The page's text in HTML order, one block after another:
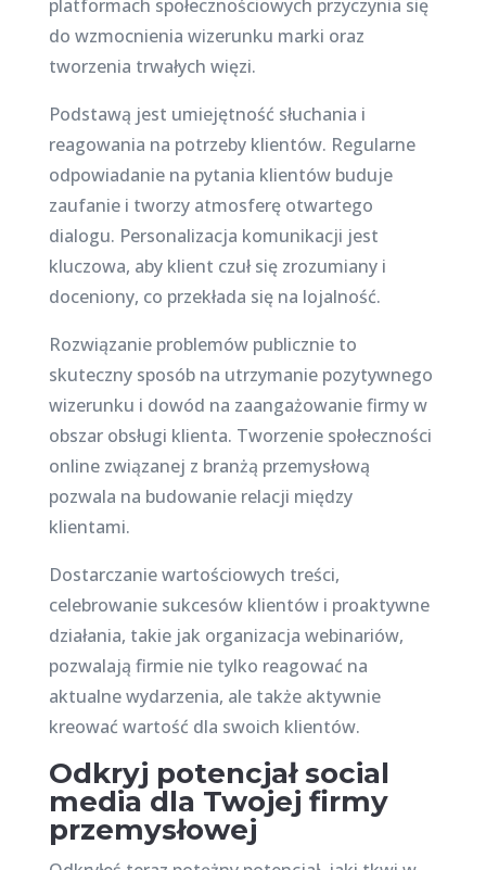
platformach społecznościowych przyczynia się
do wzmocnienia wizerunku marki oraz
tworzenia trwałych więzi.
Podstawą jest umiejętność słuchania i
reagowania na potrzeby klientów. Regularne
odpowiadanie na pytania klientów buduje
zaufanie i tworzy atmosferę otwartego
dialogu. Personalizacja komunikacji jest
kluczowa, aby klient czuł się zrozumiany i
doceniony, co przekłada się na lojalność.
Rozwiązanie problemów publicznie to
skuteczny sposób na utrzymanie pozytywnego
wizerunku i dowód na zaangażowanie firmy w
obszar obsługi klienta. Tworzenie społeczności
online związanej z branżą przemysłową
pozwala na budowanie relacji między
klientami.
Dostarczanie wartościowych treści,
celebrowanie sukcesów klientów i proaktywne
działania, takie jak organizacja webinariów,
pozwalają firmie nie tylko reagować na
aktualne wydarzenia, ale także aktywnie
kreować wartość dla swoich klientów.
Odkryj potencjał social
media dla Twojej firmy
przemysłowej